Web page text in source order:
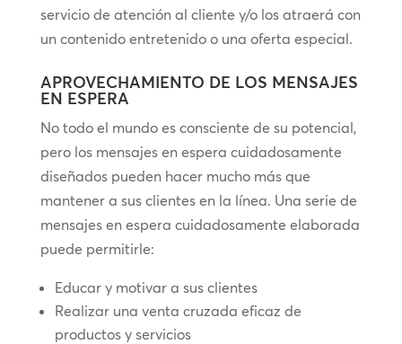
servicio de atención al cliente y/o los atraerá con
un contenido entretenido o una oferta especial.
APROVECHAMIENTO DE LOS MENSAJES
EN ESPERA
No todo el mundo es consciente de su potencial,
pero los mensajes en espera cuidadosamente
diseñados pueden hacer mucho más que
mantener a sus clientes en la línea. Una serie de
mensajes en espera cuidadosamente elaborada
puede permitirle:
Educar y motivar a sus clientes
Realizar una venta cruzada eficaz de
productos y servicios